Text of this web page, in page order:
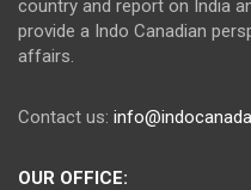
country and report on India
provide a Indo Canadian
affairs.
Contact us:
OUR OFFICE: